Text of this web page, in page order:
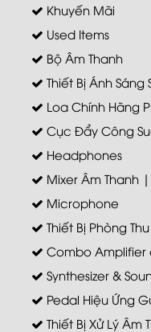
Khuyến Mãi
Used Items
Bộ Âm Thanh
Thiết Bị Ánh Sáng
Loa Chính Hãng
Cục Đẩy Công
Headphones
Mixer Âm Thanh |
Microphone
Thiết Bị Phòng
Combo Amplifier
Synthesizer &
Pedal Hiệu Ứng
Thiết Bị Xử Lý